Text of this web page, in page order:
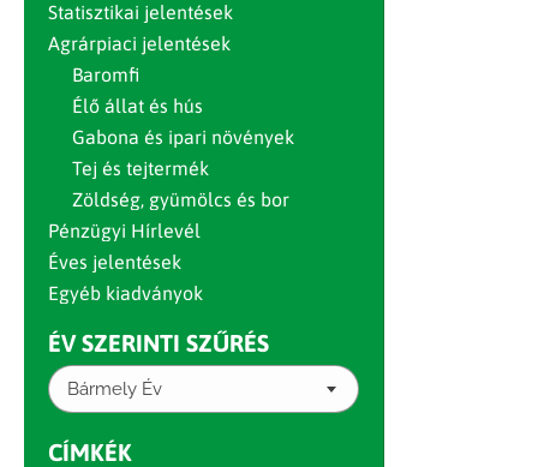
Statisztikai jelentések
Agrárpiaci jelentések
Baromfi
Élő állat és hús
Gabona és ipari növények
Tej és tejtermék
Zöldség, gyümölcs és bor
Pénzügyi Hírlevél
Éves jelentések
Egyéb kiadványok
ÉV SZERINTI SZŰRÉS
Bármely Év
CÍMKÉK